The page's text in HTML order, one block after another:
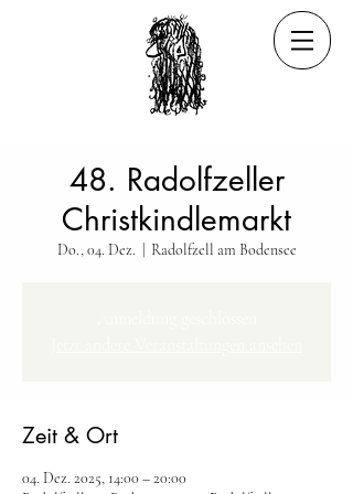
48. Radolfzeller
Christkindlemarkt
Do., 04. Dez. Radolfzell am Bodensee
Zeit & Ort
04. Dez. 2025, 14:00 – 20:00